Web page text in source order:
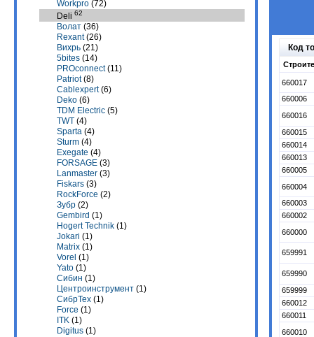
Workpro (72)
Deli 62
Волат (36)
Rexant(26)
Вихрь (21)
5bites (14)
PROconnect(11)
Patriot(8)
Cablexpert(6)
Deko (6)
TDM Electric (5)
TWT (4)
Sparta (4)
Sturm (4)
Exegate (4)
FORSAGE (3)
Lanmaster (3)
Fiskars (3)
RockForce (2)
Зубр (2)
Gembird (1)
Hogert Technik (1)
Jokari (1)
Matrix (1)
Vorel (1)
Yato (1)
Сибин (1)
Центроинструмент (1)
СибрТех (1)
Force (1)
ITK (1)
Digitus (1)
Код
660017
660006
660016
660015
660014
660013
660005
660004
660003
660002
660000
659991
659990
659999
660012
660011
660010